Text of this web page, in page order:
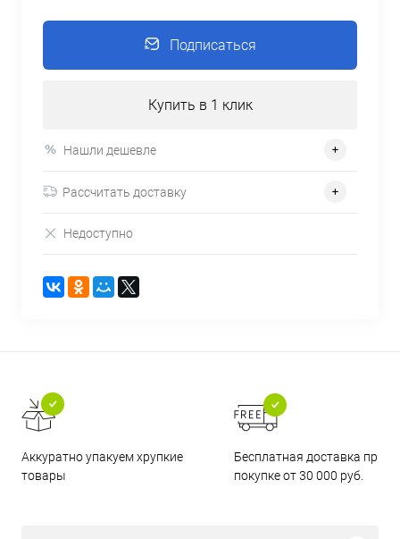
Подписаться
Купить в 1 клик
Нашли дешевле
Рассчитать доставку
Недоступно
Аккуратно упакуем хрупкие
товары
Бесплатная доставка при
покупке от 30 000 руб.